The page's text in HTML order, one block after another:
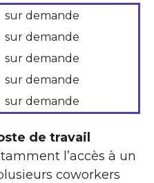
sur demande
sur demande
sur demande
sur demande
sur demande
de travail
l’accès à un
coworkers